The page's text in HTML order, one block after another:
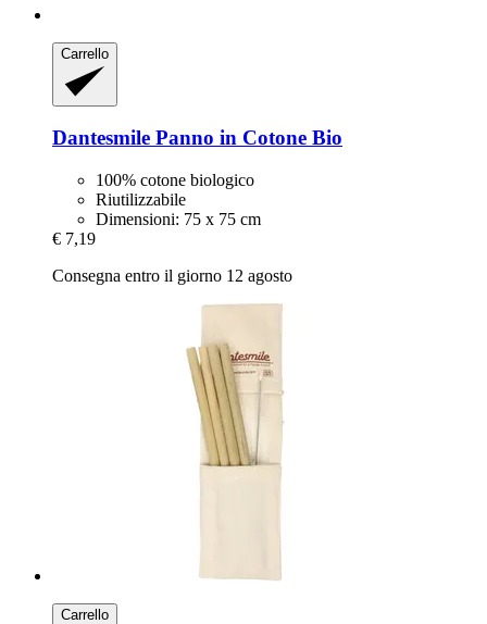
Carrello
Dantesmile Panno in Cotone Bio
100% cotone biologico
Riutilizzabile
Dimensioni: 75 x 75 cm
€ 7,19
Consegna entro il giorno 12 agosto
Carrello